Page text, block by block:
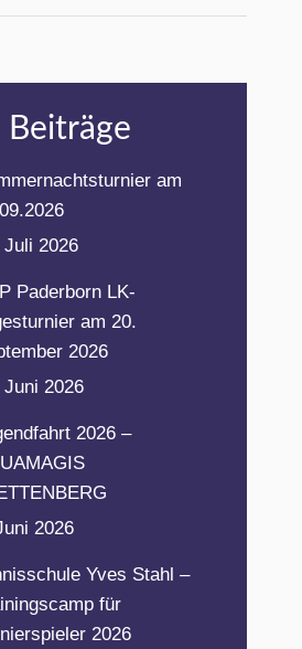
Beiträge
am
Juli 2026
Paderborn LK-
am 20.
2026
Juni 2026
2026 –
2026
Yves Stahl –
für
2026